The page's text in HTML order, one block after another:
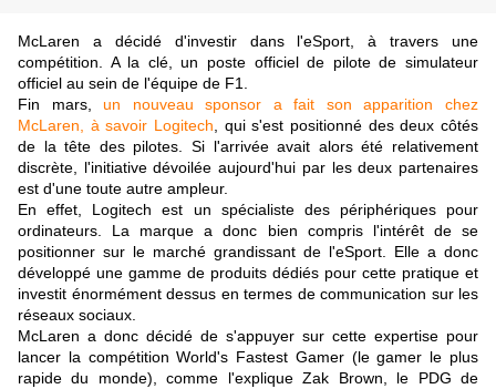
McLaren a décidé d'investir dans l'eSport, à travers une
compétition. A la clé, un poste officiel de pilote de simulateur
officiel au sein de l'équipe de F1.
Fin mars,un nouveau sponsor a fait son apparition chez
McLaren, à savoir Logitech , qui s'est positionné des deux côtés
de la tête des pilotes. Si l'arrivée avait alors été relativement
discrète, l'initiative dévoilée aujourd'hui par les deux partenaires
est d'une toute autre ampleur.
En effet, Logitech est un spécialiste des périphériques pour
ordinateurs. La marque a donc bien compris l'intérêt de se
positionner sur le marché grandissant de l'eSport. Elle a donc
développé une gamme de produits dédiés pour cette pratique et
investit énormément dessus en termes de communication sur les
réseaux sociaux.
McLaren a donc décidé de s'appuyer sur cette expertise pour
lancer la compétition World's Fastest Gamer (le gamer le plus
rapide du monde), comme l'explique Zak Brown, le PDG de